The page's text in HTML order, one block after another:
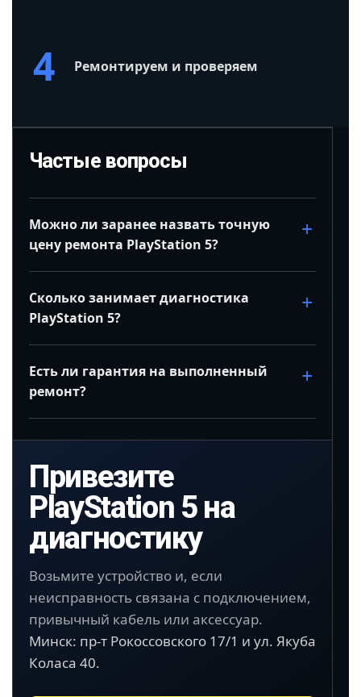
4 Ремонтируем и проверяем
Частые вопросы
Можно ли заранее назвать точную
цену ремонта PlayStation 5?
Сколько занимает диагностика
PlayStation 5?
Есть ли гарантия на выполненный
ремонт?
Привезите
PlayStation 5 на
диагностику
Возьмите устройство и, если
неисправность связана с подключением,
привычный кабель или аксессуар.
Минск: пр-т Рокоссовского 17/1 и ул. Якуба
Коласа 40.